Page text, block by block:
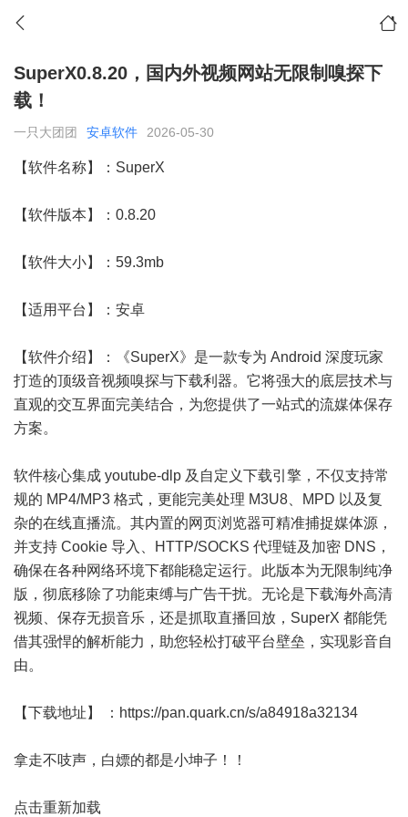
SuperX0.8.20，国内外视频网站无限制嗅探下
载！
一只大团团 安卓软件 2026-05-30
【软件名称】：SuperX
【软件版本】：0.8.20
【软件大小】：59.3mb
【适用平台】：安卓
【软件介绍】：《SuperX》是一款专为 Android 深度玩家
打造的顶级音视频嗅探与下载利器。它将强大的底层技术与
直观的交互界面完美结合，为您提供了一站式的流媒体保存
方案。
软件核心集成 youtube-dlp 及自定义下载引擎，不仅支持常
规的 MP4/MP3 格式，更能完美处理 M3U8、MPD 以及复
杂的在线直播流。其内置的网页浏览器可精准捕捉媒体源，
并支持 Cookie 导入、HTTP/SOCKS 代理链及加密 DNS，
确保在各种网络环境下都能稳定运行。此版本为无限制纯净
版，彻底移除了功能束缚与广告干扰。无论是下载海外高清
视频、保存无损音乐，还是抓取直播回放，SuperX 都能凭
借其强悍的解析能力，助您轻松打破平台壁垒，实现影音自
由。
【下载地址】 ： https://pan.quark.cn/s/a84918a32134
拿走不吱声，白嫖的都是小坤子！！
点击重新加载